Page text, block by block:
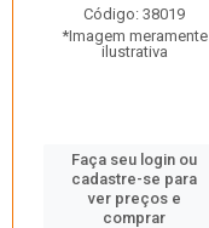
Código: 38019
*Imagem meramente
ilustrativa
Faça seu login ou
cadastre-se para
ver preços e
comprar